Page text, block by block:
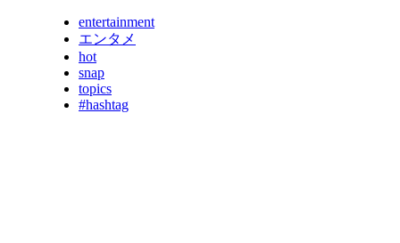
entertainment
エンタメ
hot
snap
topics
#hashtag